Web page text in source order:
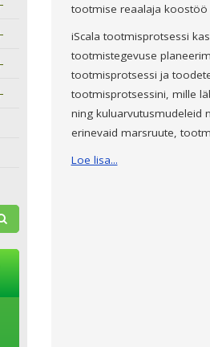
tootmise reaalaja koostöö
iScala tootmisprotsessi
tootmistegevuse
tootmisprotsessi ja
tootmisprotsessini, mille
ning kuluarvutusmudeleid
erinevaid marsruute,
Loe lisa...